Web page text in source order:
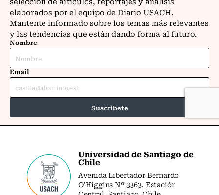
Universidad de Santiago de
Chile
Avenida Libertador Bernardo
O’Higgins Nº 3363. Estación